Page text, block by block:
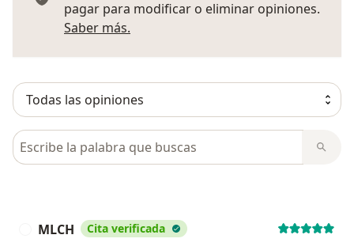
pagar para modificar o eliminar opiniones.
Saber más.
Busca en opiniones
MLCH Cita verificada